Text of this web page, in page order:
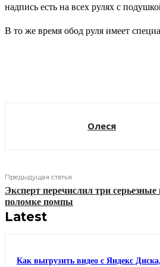
надпись есть на всех рулях с
В то же время обод руля имеет
Олеся
Предыдущая статья
Эксперт перечислил три
поломке помпы
Latest
Как выгрузить видео с Яндекс